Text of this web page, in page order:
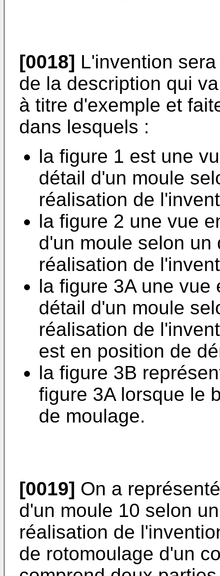
[0018] L'invention
de la description qui
à titre d'exemple et
dans lesquels :
la figure 1 est une
détail d'un moule
réalisation de
la figure 2 une vue
d'un moule selon un
réalisation de
la figure 3A une vue
détail d'un moule
réalisation de
est en position de
la figure 3B
figure 3A lorsque le
de moulage.
[0019] On a
d'un moule 10 selon
réalisation de
de rotomoulage d'un